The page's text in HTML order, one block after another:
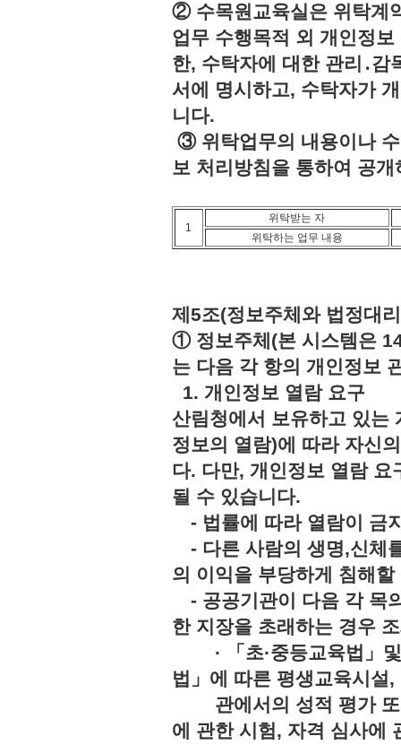
② 수목원교육실은 위탁계
업무 수행목적 외 개인정
한, 수탁자에 대한 관리․감
서에 명시하고, 수탁자가
니다.
③ 위탁업무의 내용이나
보 처리방침을 통하여 공
1
위탁받는 자
위탁하는 업무 내용
제5조(정보주체와 법정대
① 정보주체(본 시스템은
는 다음 각 항의 개인정보
1. 개인정보 열람 요구
산림청에서 보유하고 있는
정보의 열람)에 따라 자신
다. 다만, 개인정보 열람
될 수 있습니다.
- 법률에 따라 열람이
- 다른 사람의 생명,신체
의 이익을 부당하게 침
- 공공기관이 다음 각 목
한 지장을 초래하는 경우
· 「초·중등교육법」및
법」에 따른 평생교육시설
관에서의 성적 평가 또
에 관한 시험, 자격 심사에